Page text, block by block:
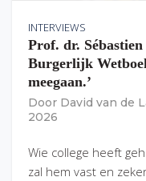
INTERVIEWS
Prof. dr.
Burgerlijk
meegaan.’
Door David van de
2026
Wie college heeft
zal hem vast en